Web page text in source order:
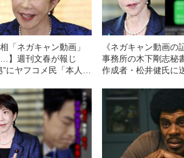
「ネガキャン動画」
】週刊文春が報じ
”にヤフコメ民「本人の
会になってしまう」
《ネガキャン動画の
事務所の木下剛志秘
作成者・松井健氏に